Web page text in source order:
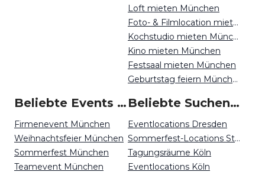
Loft mieten München
Foto- & Filmlocation mieten München
Kochstudio mieten München
Kino mieten München
Festsaal mieten München
Geburtstag feiern München
Beliebte Events in München
Firmenevent München
Weihnachtsfeier München
Sommerfest München
Teamevent München
Beliebte Suchen auf Event Inc
Eventlocations Dresden
Sommerfest-Locations Stuttgart
Tagungsräume Köln
Eventlocations Köln